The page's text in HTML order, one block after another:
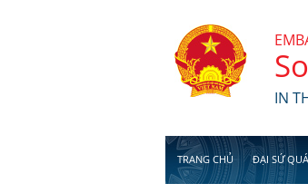
IN
TRANG CHỦ ĐẠI SỨ